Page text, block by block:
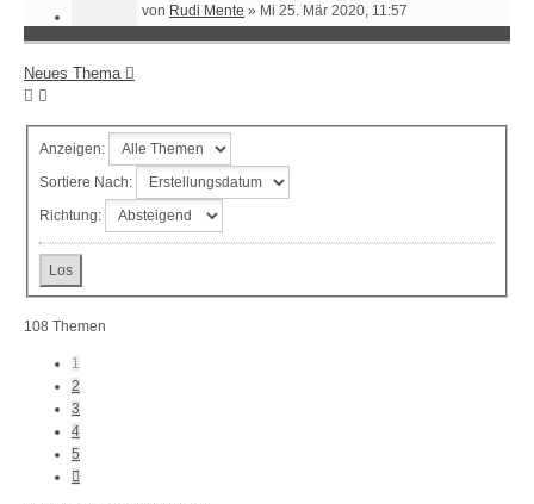
von Rudi Mente » Mi 25. Mär 2020, 11:57
Neues Thema
Anzeigen:
Sortiere Nach:
Richtung:
108 Themen
1
2
3
4
5